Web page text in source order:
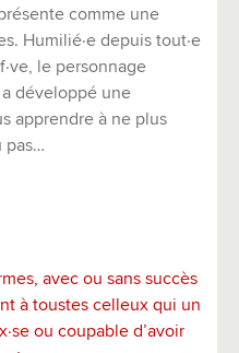
comme une
Humilié·e depuis tout·e
le personnage
développé une
apprendre à ne plus
pas…
avec ou sans succès
à toustes celleux qui un
ou coupable d’avoir